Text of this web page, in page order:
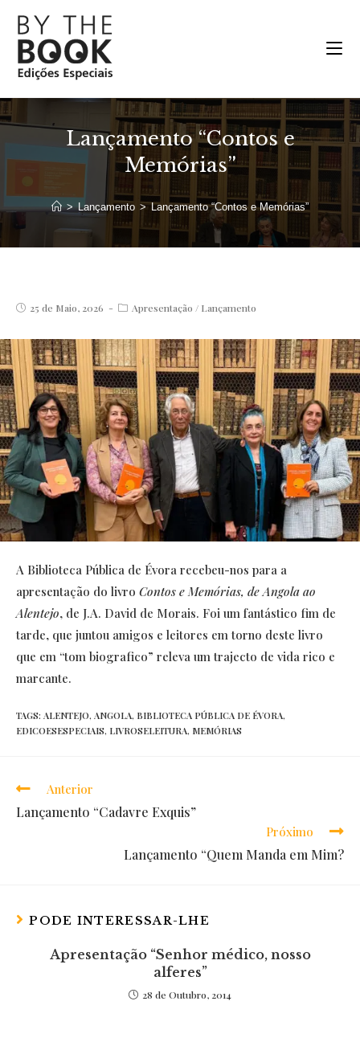
para
conteúdo
Lançamento “Contos e
Memórias”
> Lançamento > Lançamento “Contos e Memórias”
Post25 de Maio, 2026
PostApresentação / Lançamento
A Biblioteca Pública de Évora recebeu-nos para a
apresentação do livro Contos e Memórias, de Angola ao
Alentejo, de J.A. David de Morais. Foi um fantástico fim de
tarde, que juntou amigos e leitores em torno deste livro
que em “tom biografico” releva um trajecto de vida rico e
marcante.
TAGS: ALENTEJO, ANGOLA, BIBLIOTECA PÚBLICA DE ÉVORA,
EDICOESESPECIAIS, LIVROSELEITURA, MEMÓRIAS
Read
more
Anterior
Lançamento “Cadavre Exquis”
Próximo
Lançamento “Quem Manda em Mim?
PODE INTERESSAR-LHE
Apresentação “Senhor médico, nosso
alferes”
28 de Outubro, 2014